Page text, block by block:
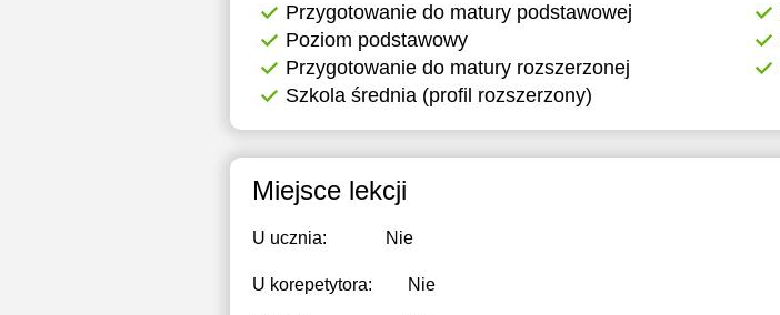
Przygotowanie do matury podstawowej
Poziom podstawowy
Przygotowanie do matury rozszerzonej
Szkola średnia (profil rozszerzony)
Miejsce lekcji
U ucznia: Nie
U korepetytora: Nie